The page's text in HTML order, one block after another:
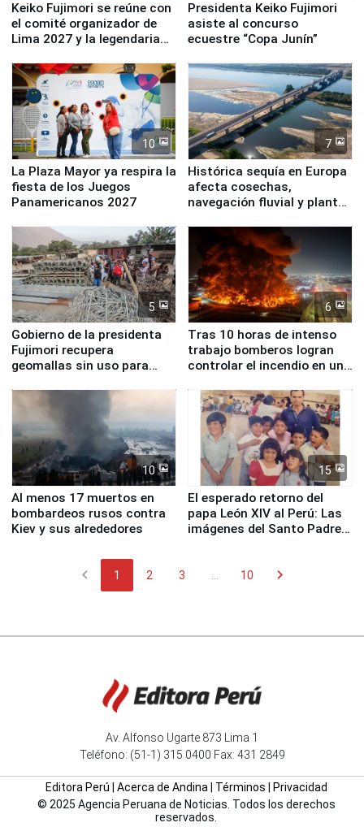
Keiko Fujimori se reúne con
el comité organizador de
Lima 2027 y la legendaria
Presidenta Keiko Fujimori
asiste al concurso
ecuestre “Copa Junín”
10
La Plaza Mayor ya respira la
fiesta de los Juegos
Panamericanos 2027
7
Histórica sequía en Europa
afecta cosechas,
navegación fluvial y plantas
5
Gobierno de la presidenta
Fujimori recupera
geomallas sin uso para
Fenómeno El Niño
6
Tras 10 horas de intenso
trabajo bomberos logran
controlar el incendio en una
de Chile
10
Al menos 17 muertos en
bombardeos rusos contra
Kiev y sus alrededores
15
El esperado retorno del
papa León XIV al Perú: Las
imágenes del Santo Padre
chevron_left 1 2 3 10 chevron_right
Av. Alfonso Ugarte 873 Lima 1
Teléfono: (51-1) 315 0400 Fax: 431 2849
Editora Perú Acerca de Andina Términos
Privacidad
© 2025 Agencia Peruana de Noticias. Todos los derechos
reservados.